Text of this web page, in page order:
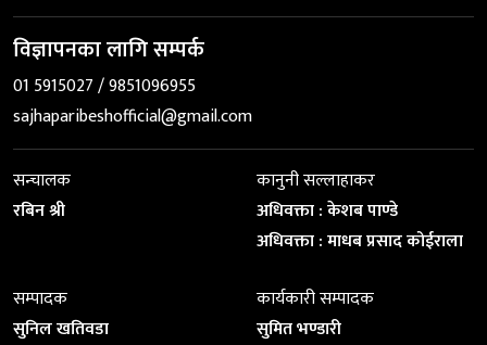
विज्ञापनका लागि सम्पर्क
01 5915027 / 9851096955
sajhaparibeshofficial@gmail.com
सन्चालक
रबिन श्री
कानुनी सल्लाहाकर
अधिवक्ता : केशब पाण्डे
अधिवक्ता : माधब प्रसाद कोईराला
सम्पादक
सुनिल खतिवडा
कार्यकारी सम्पादक
सुमित भण्डारी